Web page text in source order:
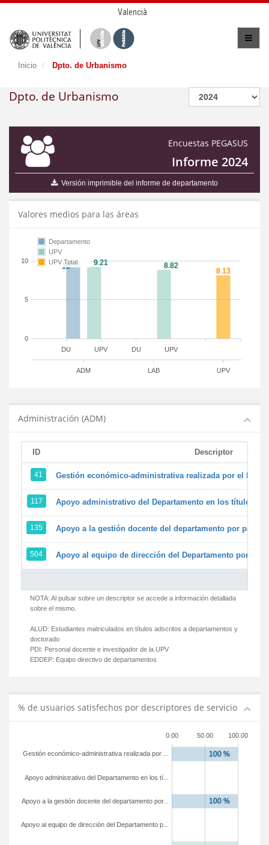
Valencià
Inicio Dpto. de Urbanismo
Dpto. de Urbanismo
Encuestas PEGASUS
Informe 2024
Versión imprimible del informe de departamento
Valores medios para las áreas
DU DU
UPV UPV
ADM LAB UPV
0
5
10
Departamento
UPV
UPV Total
Administración (ADM)
ID Descriptor
41 Gestión económico-administrativa realizada por el
117 Apoyo administrativo del Departamento en los títulos de
135 Apoyo a la gestión docente del departamento por parte
504 Apoyo al equipo de dirección del Departamento por
NOTA: Al pulsar sobre un descriptor se accede a información detallada
sobre el mismo.
ALUD: Estudiantes matriculados en títulos adscritos a departamentos y
doctorado
PDI: Personal docente e investigador de la UPV
EDDEP: Equipo directivo de departamentos
% de usuarios satisfechos por descriptores de servicio
0.00 50.00 100.00
Apoyo al equipo de dirección del Departamento p...
Apoyo a la gestión docente del departamento por...
Apoyo administrativo del Departamento en los tí...
Gestión económico-administrativa realizada por ...